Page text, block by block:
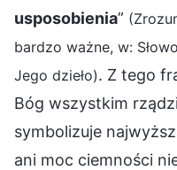
usposobienia”
bardzo ważne, w:
Jego dzieło). Z tego
Bóg wszystkim
symbolizuje
ani moc ciemności